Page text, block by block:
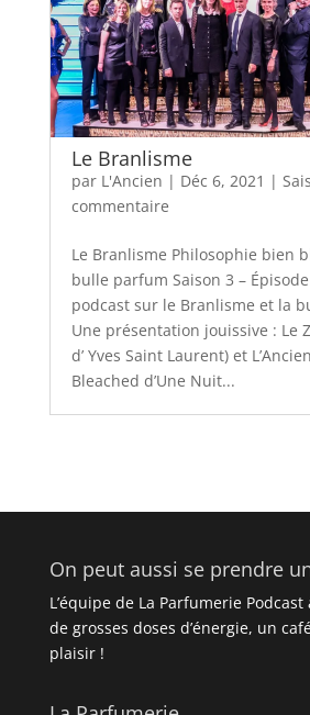
Le Branlisme
par L'Ancien | Déc 6, 2021 |
commentaire
Le Branlisme Philosophie bien
bulle parfum Saison 3 –
podcast sur le Branlisme et la
Une présentation jouissive : Le
d’ Yves Saint Laurent) et
Bleached d’Une Nuit...
On peut aussi se prendre
L’équipe de La Parfumerie
de grosses doses d’énergie, un
plaisir !